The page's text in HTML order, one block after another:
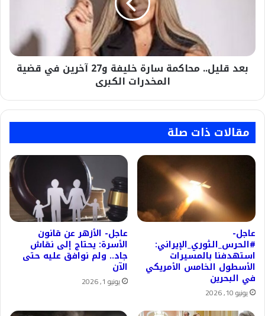
قضية
المخدرات
بعد قليل.. محاكمة سارة خليفة و27 آخرين في قضية
المخدرات الكبرى
مقالات ذات صلة
عاجل-
#الحرس_الثوري_الإيراني:
استهدفنا بالمسيرات
الأسطول الخامس الأمريكي
في البحرين
يونيو 10, 2026
عاجل- الأزهر عن قانون
الأسرة: يحتاج إلى نقاش
جاد.. ولم نوافق عليه حتى
الآن
يونيو 1, 2026